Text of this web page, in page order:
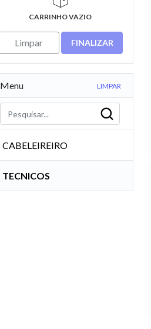
CARRINHO VAZIO
Limpar FINALIZAR
Menu LIMPAR
CABELEIREIRO
TECNICOS